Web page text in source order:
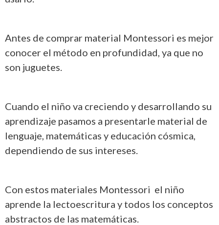
Antes de comprar material Montessori es mejor
conocer el método en profundidad, ya que no
son juguetes.
Cuando el niño va creciendo y desarrollando su
aprendizaje pasamos a presentarle material de
lenguaje, matemáticas y educación cósmica,
dependiendo de sus intereses.
Con estos materiales Montessori el niño
aprende la lectoescritura y todos los conceptos
abstractos de las matemáticas.